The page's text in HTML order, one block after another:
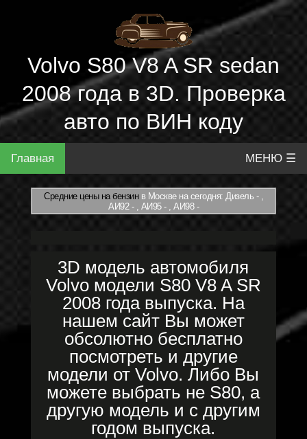
Volvo S80 V8 A SR sedan
2008 года в 3D. Проверка
авто по ВИН коду
Главная МЕНЮ ☰
Средние цены на бензинв Москве на сегодня: Дизель - ,
АИ92 - , АИ95 - , АИ98 -
3D модель автомобиля
Volvo модели S80 V8 A SR
2008 года выпуска. На
нашем сайт Вы может
обсолютно бесплатно
посмотреть и другие
модели от Volvo. Либо Вы
можете выбрать не S80, а
другую модель и с другим
годом выпуска.